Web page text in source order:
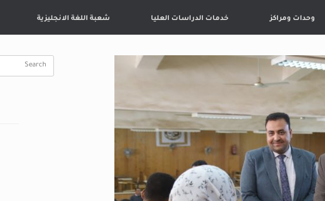
وحدات ومراكز خدمات الدراسات العليا شعبة اللغة الانجليزية
Search